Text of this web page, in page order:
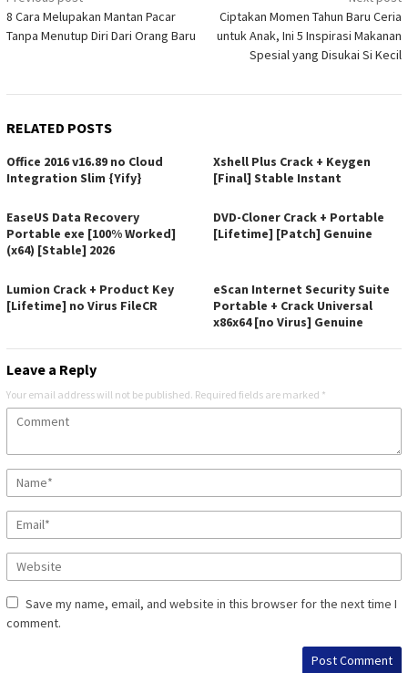
navigation
8 Cara Melupakan Mantan Pacar
Tanpa Menutup Diri Dari Orang Baru
Ciptakan Momen Tahun Baru Ceria
untuk Anak, Ini 5 Inspirasi Makanan
Spesial yang Disukai Si Kecil
RELATED POSTS
Office 2016 v16.89 no Cloud
Integration Slim {Yify}
Xshell Plus Crack + Keygen
[Final] Stable Instant
EaseUS Data Recovery
Portable exe [100% Worked]
(x64) [Stable] 2026
DVD-Cloner Crack + Portable
[Lifetime] [Patch] Genuine
Lumion Crack + Product Key
[Lifetime] no Virus FileCR
eScan Internet Security Suite
Portable + Crack Universal
x86x64 [no Virus] Genuine
Leave a Reply
Your email address will not be published. Required fields are marked *
Save my name, email, and website in this browser for the next time I
comment.